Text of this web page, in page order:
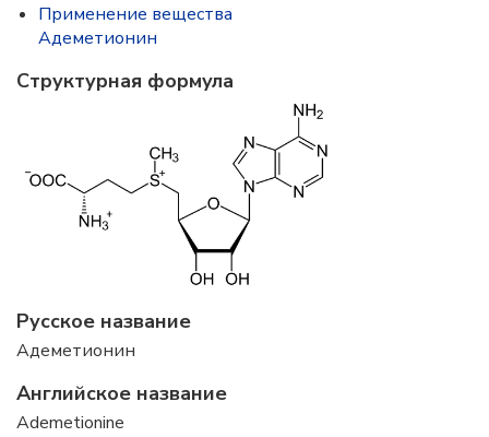
Применение вещества
Адеметионин
Структурная формула
Русское название
Адеметионин
Английское название
Ademetionine